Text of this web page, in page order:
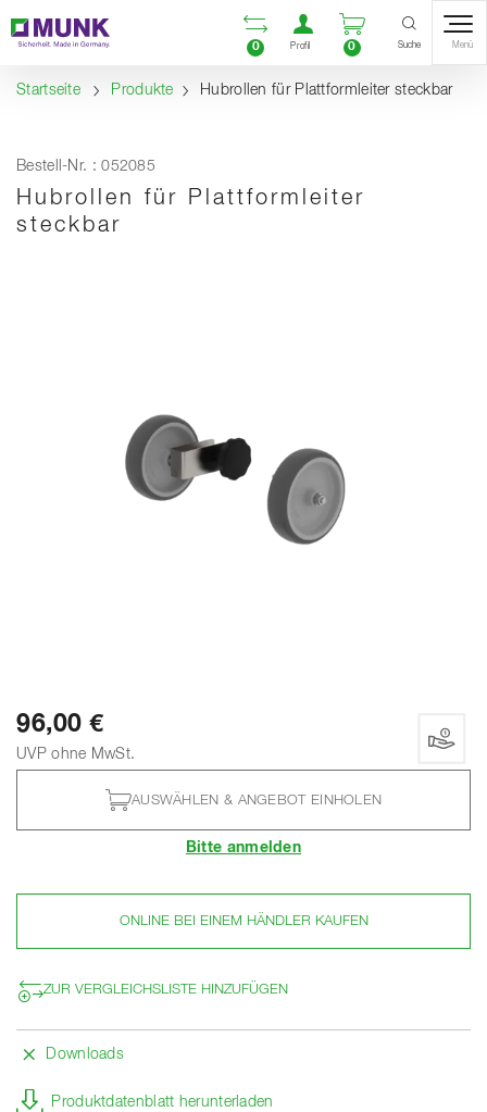
Inhalt
Inhaltsverzeichnis
Navigation Vergleichsliste öffnen
0
Benutzerkonto
Profil
Warenkorb
0 Suche Menü
Startseite Produkte Hubrollen für Plattformleiter steckbar
Bestell-Nr. : 052085
Hubrollen für Plattformleiter
steckbar
96,00 €
UVP ohne MwSt.
AUSWÄHLEN & ANGEBOT EINHOLEN
Bitte anmelden
ONLINE BEI EINEM HÄNDLER KAUFEN
ZUR VERGLEICHSLISTE HINZUFÜGEN
Downloads
Produktdatenblatt herunterladen